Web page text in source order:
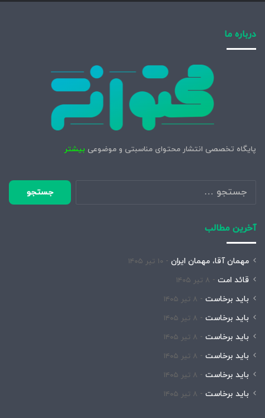
درباره ما
پایگاه تخصصی انتشار محتوای مناسبتی و موضوعی بیشتر
جستجو
برای:
آخرین مطالب
مهمان آقا، مهمان ایران ۱۰ تیر ۱۴۰۵
قائد امت ۸ تیر ۱۴۰۵
باید برخاست ۸ تیر ۱۴۰۵
باید برخاست ۸ تیر ۱۴۰۵
باید برخاست ۸ تیر ۱۴۰۵
باید برخاست ۸ تیر ۱۴۰۵
باید برخاست ۸ تیر ۱۴۰۵
باید برخاست ۸ تیر ۱۴۰۵